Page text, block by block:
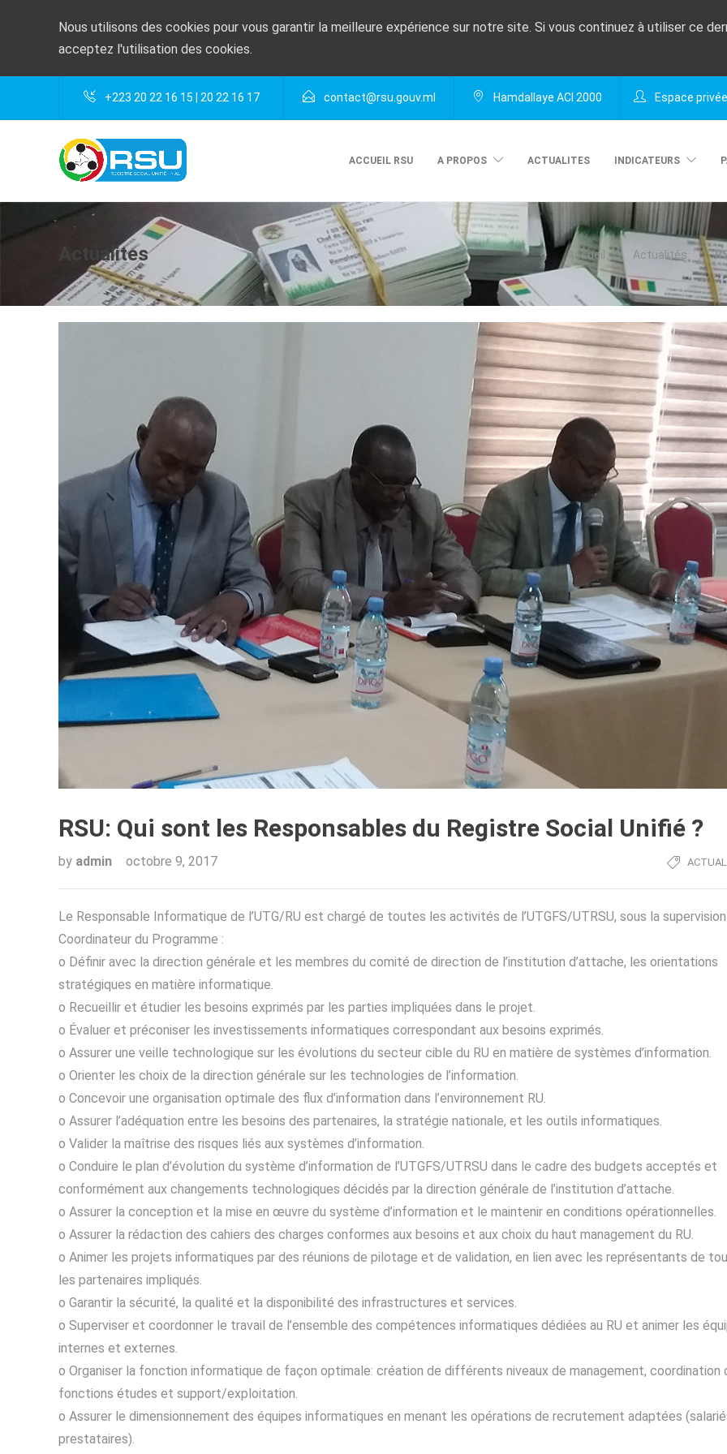
Nous utilisons des cookies pour vous garantir la meilleure expérience sur notre site. Si vous continuez à utiliser ce
acceptez l'utilisation des cookies.
+223 20 22 16 15 | 20 22 16 17 contact@rsu.gouv.ml Hamdallaye ACI 2000 Espace privée
ACCUEIL RSU A PROPOS ACTUALITES INDICATEURS
Actualites Accueil Actualités
RSU: Qui sont les Responsables du Registre Social Unifié ?
by admin octobre 9, 2017
Le Responsable Informatique de l’UTG/RU est chargé de toutes les activités de l’UTGFS/UTRSU, sous la
Coordinateur du Programme :
o Définir avec la direction générale et les membres du comité de direction de l’institution d’attache, les orientations
stratégiques en matière informatique.
o Recueillir et étudier les besoins exprimés par les parties impliquées dans le projet.
o Évaluer et préconiser les investissements informatiques correspondant aux besoins exprimés.
o Assurer une veille technologique sur les évolutions du secteur cible du RU en matière de systèmes d’information.
o Orienter les choix de la direction générale sur les technologies de l’information.
o Concevoir une organisation optimale des flux d’information dans l’environnement RU.
o Assurer l’adéquation entre les besoins des partenaires, la stratégie nationale, et les outils informatiques.
o Valider la maîtrise des risques liés aux systèmes d’information.
o Conduire le plan d’évolution du système d’information de l’UTGFS/UTRSU dans le cadre des budgets acceptés et
conformément aux changements technologiques décidés par la direction générale de l’institution d’attache.
o Assurer la conception et la mise en œuvre du système d’information et le maintenir en conditions opérationnelles.
o Assurer la rédaction des cahiers des charges conformes aux besoins et aux choix du haut management du RU.
o Animer les projets informatiques par des réunions de pilotage et de validation, en lien avec les représentants de
les partenaires impliqués.
o Garantir la sécurité, la qualité et la disponibilité des infrastructures et services.
o Superviser et coordonner le travail de l’ensemble des compétences informatiques dédiées au RU et animer les
internes et externes.
o Organiser la fonction informatique de façon optimale: création de différents niveaux de management, coordination
fonctions études et support/exploitation.
o Assurer le dimensionnement des équipes informatiques en menant les opérations de recrutement adaptées
prestataires).